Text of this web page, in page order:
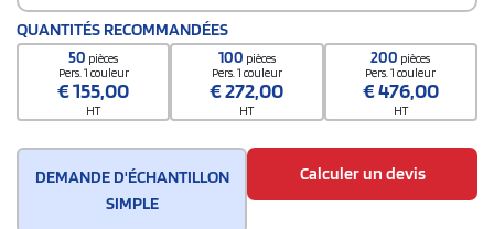
QUANTITÉS RECOMMANDÉES
50 pièces
Pers. 1 couleur
€155,00
HT
100 pièces
Pers. 1 couleur
€272,00
HT
200 pièces
Pers. 1 couleur
€476,00
HT
DEMANDE D'ÉCHANTILLON
SIMPLE
Calculer un devis